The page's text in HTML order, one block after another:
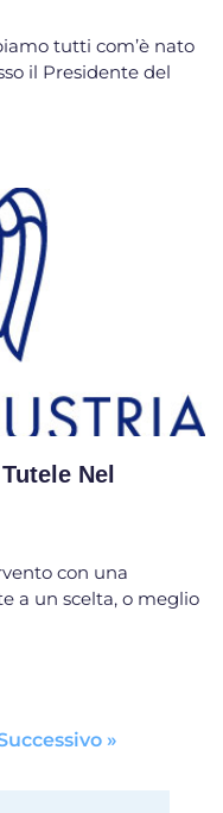
tutti com’è nato
il Presidente del
Nel
con una
a un scelta, o meglio
»